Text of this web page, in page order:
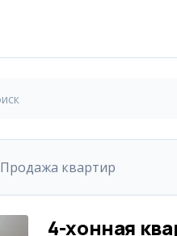
Продажа квартир
4-хонная